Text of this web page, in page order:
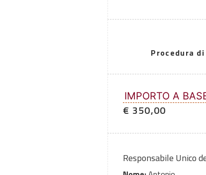
Procedura
IMPORTO A
€ 350,00
Responsabile Unico